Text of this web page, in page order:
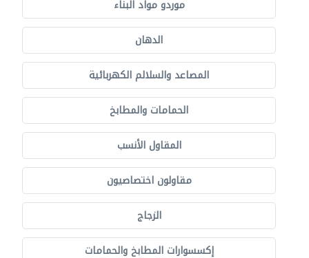
موردو مواد البناء
الدهان
المصاعد والسلالم الكهربائية
الحمامات والمطابخ
المقاول الأنسب
مقاولون اختصاصيون
الزجاج
إكسسوارات المطابخ والحمامات